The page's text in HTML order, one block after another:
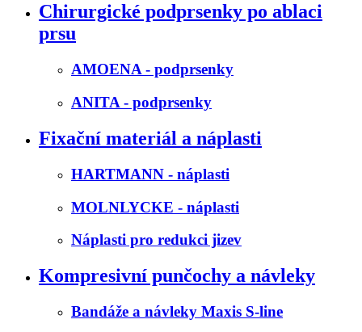
Chirurgické podprsenky po ablaci
prsu
AMOENA - podprsenky
ANITA - podprsenky
Fixační materiál a náplasti
HARTMANN - náplasti
MOLNLYCKE - náplasti
Náplasti pro redukci jizev
Kompresivní punčochy a návleky
Bandáže a návleky Maxis S-line